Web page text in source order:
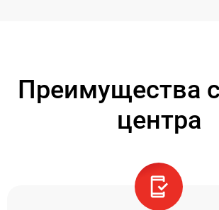
Преимущества
центра